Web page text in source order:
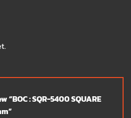
“BOC : SQR-5400 SQUARE